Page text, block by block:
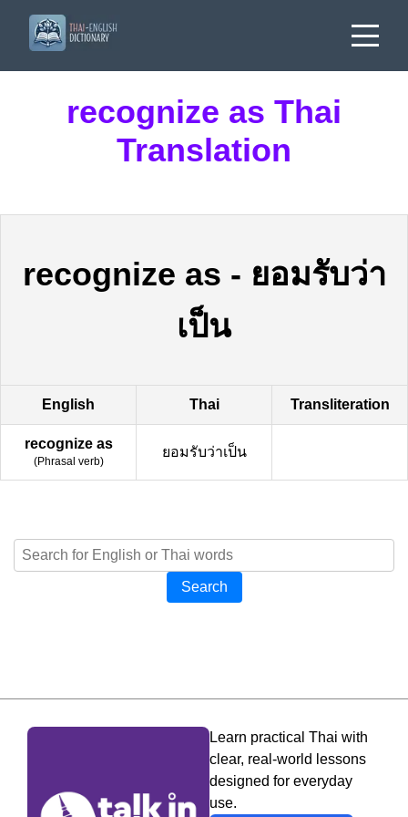
recognize as Thai
Translation
recognize as - ยอมรับว่า
เป็น
English Thai Transliteration
recognize as
(Phrasal verb)
ยอมรับว่าเป็น
Search
Learn practical Thai with
clear, real-world lessons
designed for everyday
use.